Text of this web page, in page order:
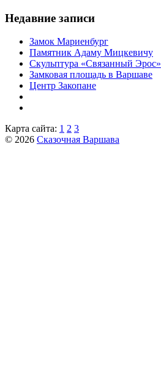
Недавние записи
Замок Мариенбург
Памятник Адаму Мицкевичу
Скульптура «Связанный Эрос»
Замковая площадь в Варшаве
Центр Закопане
Карта сайта: 1 2 3
© 2026 Сказочная Варшава